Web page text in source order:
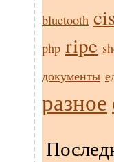
bluetooth
php ripe
документы
разное